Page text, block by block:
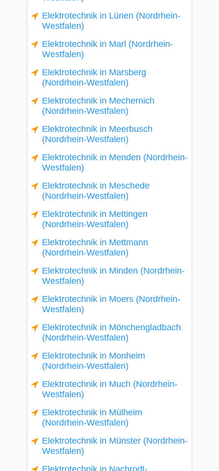
Elektrotechnik in Lünen (Nordrhein-
Westfalen)
Elektrotechnik in Marl (Nordrhein-
Westfalen)
Elektrotechnik in Marsberg
(Nordrhein-Westfalen)
Elektrotechnik in Mechernich
(Nordrhein-Westfalen)
Elektrotechnik in Meerbusch
(Nordrhein-Westfalen)
Elektrotechnik in Menden (Nordrhein-
Westfalen)
Elektrotechnik in Meschede
(Nordrhein-Westfalen)
Elektrotechnik in Mettingen
(Nordrhein-Westfalen)
Elektrotechnik in Mettmann
(Nordrhein-Westfalen)
Elektrotechnik in Minden (Nordrhein-
Westfalen)
Elektrotechnik in Moers (Nordrhein-
Westfalen)
Elektrotechnik in Mönchengladbach
(Nordrhein-Westfalen)
Elektrotechnik in Monheim
(Nordrhein-Westfalen)
Elektrotechnik in Much (Nordrhein-
Westfalen)
Elektrotechnik in Mülheim
(Nordrhein-Westfalen)
Elektrotechnik in Münster (Nordrhein-
Westfalen)
Elektrotechnik in Nachrodt-